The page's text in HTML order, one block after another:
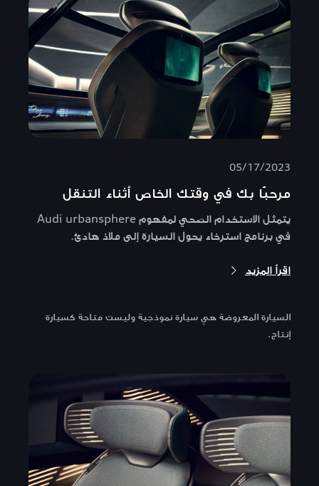
05/17/2023
مرحبًا بك في وقتك الخاص أثناء التنقل
يتمثل الاستخدام الصحي لمفهوم Audi urbansphere
في برنامج استرخاء يحول السيارة إلى ملاذ هادئ.
اقرأ المزيد
السيارة المعروضة هي سيارة نموذجية وليست متاحة كسيارة
إنتاج.